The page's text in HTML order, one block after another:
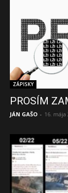
ZÁPISKY
PROSÍM
JÁN GAŠO - 16. mája